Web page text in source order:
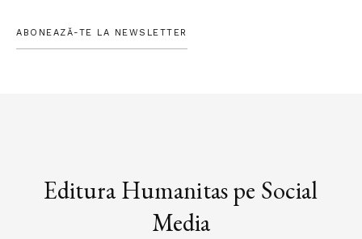
ABONEAZĂ-TE LA NEWSLETTER
Editura Humanitas pe Social
Media